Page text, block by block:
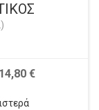
14,80 €